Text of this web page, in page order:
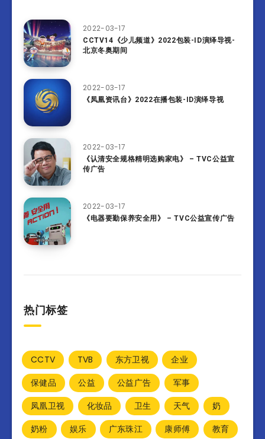
2022-03-17
CCTV14《少儿频道》2022包装-ID演绎导视-
北京冬奥期间
2022-03-17
《凤凰资讯台》2022在播包装-ID演绎导视
2022-03-17
《认清安全规格精明选购家电》 – TVC公益宣
传广告
2022-03-17
《电器要勤保养安全用》 – TVC公益宣传广告
热门标签
CCTV TVB 东方卫视
企业
保健品
公益 公益广告
军事
凤凰卫视
化妆品 卫生 天气
奶
奶粉
娱乐 广东珠江 康师傅
教育